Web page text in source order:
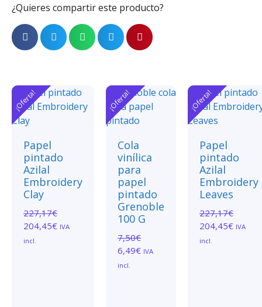
¿Quieres compartir este producto?
¡Oferta!
Papel
pintado
Azilal
Embroidery
Clay
227,17€
204,45€ IVA
incl.
¡Oferta!
Cola
vinílica
para
papel
pintado
Grenoble
100 G
7,50€
6,49€ IVA
incl.
¡Oferta!
Papel
pintado
Azilal
Embroidery
Leaves
227,17€
204,45€ IVA
incl.